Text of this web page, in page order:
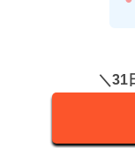
＼31